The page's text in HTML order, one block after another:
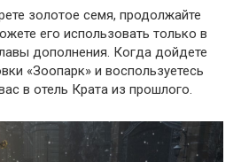
золотое семя, продолжайте
его использовать только в
дополнения. Когда дойдете
«Зоопарк» и воспользуетесь
в отель Крата из прошлого.